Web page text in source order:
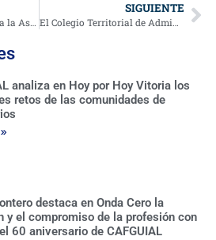
CAFGUIAL dona 3.000€ a la Asociación de Esclerosis Múltiple de Gipuzkoa (ADEMGI).
SIGUIENTE
El Colegio Territorial de Administradores de Fincas de Gipuzkoa y Álava renueva su Junta de Gobierno.
analiza en Hoy por Hoy Vitoria los
retos de las comunidades de
destaca en Onda Cero la
y el compromiso de la profesión con
60 aniversario de CAFGUIAL